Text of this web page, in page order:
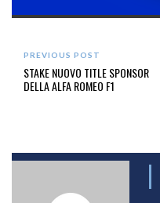
PREVIOUS POST
STAKE NUOVO TITLE SPONSOR
DELLA ALFA ROMEO F1